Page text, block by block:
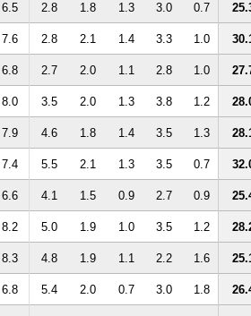
6.5 2.8 1.8 1.3 3.0 0.7
7.6 2.8 2.1 1.4 3.3 1.0
6.8 2.7 2.0 1.1 2.8 1.0
8.0 3.5 2.0 1.3 3.8 1.2
7.9 4.6 1.8 1.4 3.5 1.3
7.4 5.5 2.1 1.3 3.5 0.7
6.6 4.1 1.5 0.9 2.7 0.9
8.2 5.0 1.9 1.0 3.5 1.2
8.3 4.8 1.9 1.1 2.2 1.6
6.8 5.4 2.0 0.7 3.0 1.8